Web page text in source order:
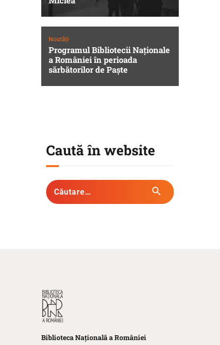
Noutăți
Programul Bibliotecii Naționale
a României în perioada
sărbătorilor de Paște
Caută în website
BibliotecaNaționalăa României